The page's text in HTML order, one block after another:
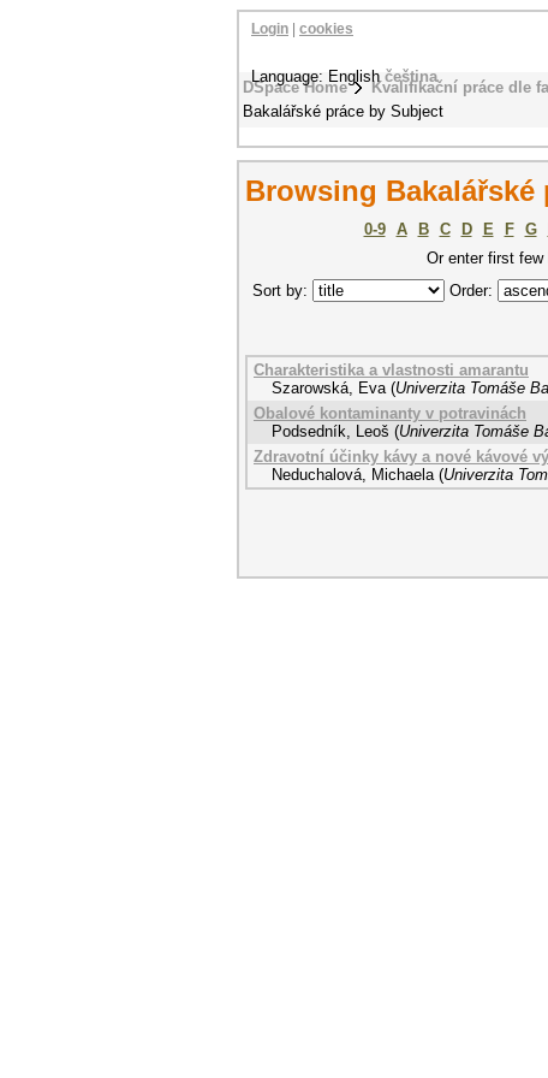
DSpace Home Kvalifikační práce dle
Bakalářské práce by Subject
Login cookies
Language: Englishčeština
Browsing
0-9 A B C D E F G
Or enter first few
Sort by:
Order:
Charakteristika a vlastnosti amarantu
Szarowská, Eva (Univerzita Tomáše
Obalové kontaminanty v potravinách
Podsedník, Leoš (Univerzita Tomáše
Zdravotní účinky kávy a nové kávové
Neduchalová, Michaela (Univerzita